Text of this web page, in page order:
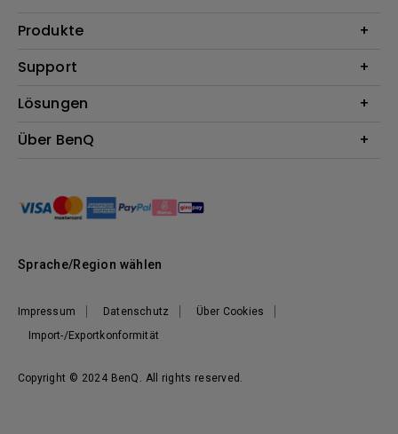
Produkte
Beamer
Lampen
Webcams
Support
Kontakt
Reparaturservice
Onlineshop FAQ
BenQ Blog
Lösungen
Für Unternehmen
Über BenQ
Nachhaltigkeit
News
Copyright © 2024 BenQ. All rights reserved.
Impressum Datenschutz
Über Cookies
Import-/Exportkonformität
Sprache/Region wählen